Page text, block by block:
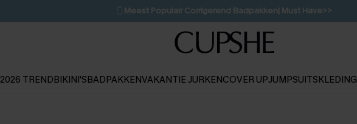
🩱 Meest Populair Corrigerend Badpakken| Must Have>>
💌Abonneer je & ontvang tot 15% korting>>
Koop 3, krijg 15% korting | CODE: SW15
2026 TRENDBIKINI'SBADPAKKENVAKANTIE JURKENCOVER UPJUMPSUITSKLEDING